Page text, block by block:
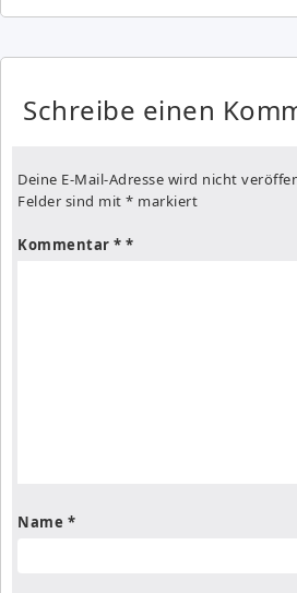
Schreibe einen
Deine E-Mail-Adresse wird nicht
Felder sind mit * markiert
Kommentar *
Name *